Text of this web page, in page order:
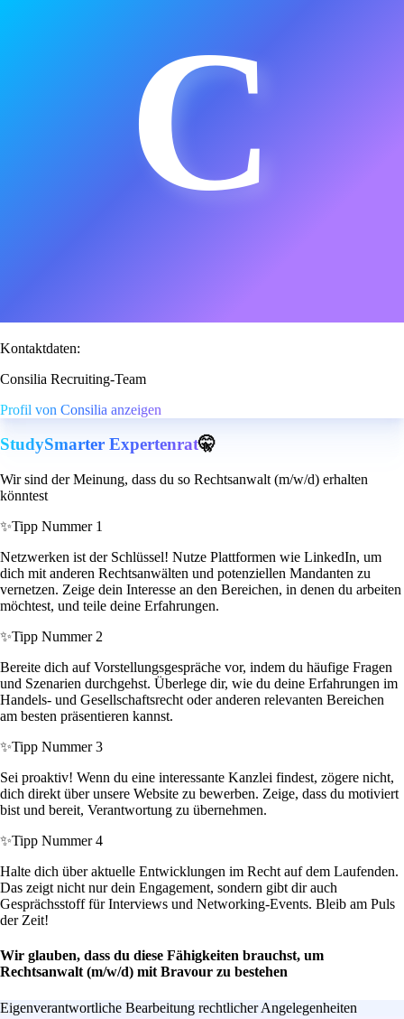
C
Kontaktdaten:
Consilia Recruiting-Team
Profil von Consilia anzeigen
StudySmarter Expertenrat🤫
Wir sind der Meinung, dass du so Rechtsanwalt (m/w/d) erhalten
könntest
✨Tipp Nummer 1
Netzwerken ist der Schlüssel! Nutze Plattformen wie LinkedIn, um
dich mit anderen Rechtsanwälten und potenziellen Mandanten zu
vernetzen. Zeige dein Interesse an den Bereichen, in denen du arbeiten
möchtest, und teile deine Erfahrungen.
✨Tipp Nummer 2
Bereite dich auf Vorstellungsgespräche vor, indem du häufige Fragen
und Szenarien durchgehst. Überlege dir, wie du deine Erfahrungen im
Handels- und Gesellschaftsrecht oder anderen relevanten Bereichen
am besten präsentieren kannst.
✨Tipp Nummer 3
Sei proaktiv! Wenn du eine interessante Kanzlei findest, zögere nicht,
dich direkt über unsere Website zu bewerben. Zeige, dass du motiviert
bist und bereit, Verantwortung zu übernehmen.
✨Tipp Nummer 4
Halte dich über aktuelle Entwicklungen im Recht auf dem Laufenden.
Das zeigt nicht nur dein Engagement, sondern gibt dir auch
Gesprächsstoff für Interviews und Networking-Events. Bleib am Puls
der Zeit!
Wir glauben, dass du diese Fähigkeiten brauchst, um
Rechtsanwalt (m/w/d) mit Bravour zu bestehen
Eigenverantwortliche Bearbeitung rechtlicher Angelegenheiten